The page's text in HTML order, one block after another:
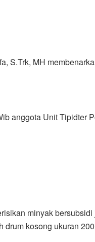
S.Trk, MH
anggota Unit Tipidter
minyak
kosong ukuran